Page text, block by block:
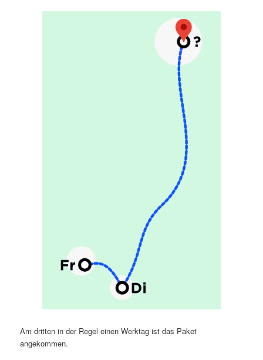
Am dritten in der Regel einen Werktag ist das Paket
angekommen.